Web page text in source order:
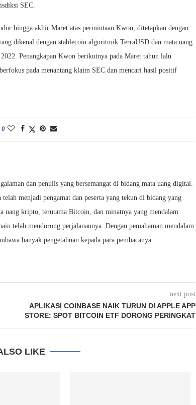
SEC.
hingga akhir Maret atas permintaan Kwon, ditetapkan dengan
dikenal dengan stablecoin algoritmik TerraUSD dan mata uang
Penangkapan Kwon berikutnya pada Maret tahun lalu
pada menantang klaim SEC dan mencari hasil positif
0
dan penulis yang bersemangat di bidang mata uang digital.
menjadi pengamat dan peserta yang tekun di bidang yang
uang kripto, terutama Bitcoin, dan minatnya yang mendalam
telah mendorong perjalanannya. Dengan pemahaman mendalam
banyak pengetahuan kepada para pembacanya.
next post
APLIKASI COINBASE NAIK TURUN DI APPLE APP
STORE: SPOT BITCOIN ETF DORONG PERINGKAT
LIKE